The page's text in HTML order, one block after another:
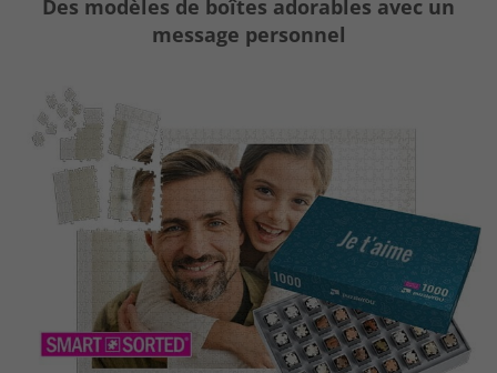
Des modèles de boîtes adorables avec un
message personnel